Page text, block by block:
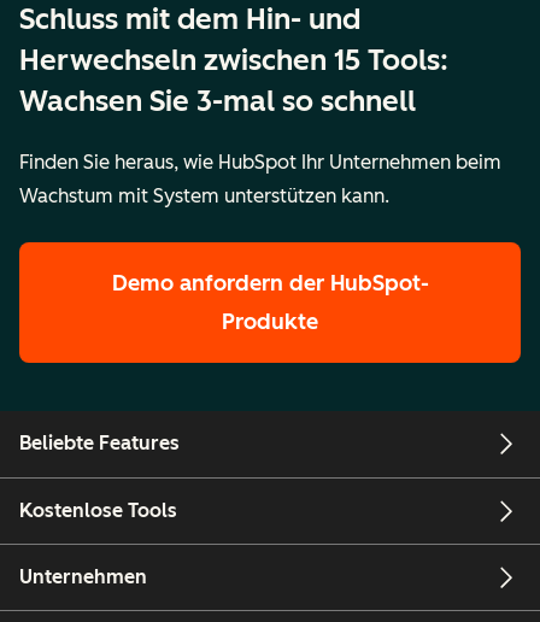
Schluss mit dem Hin- und
Herwechseln zwischen 15 Tools:
Wachsen Sie 3-mal so schnell
Finden Sie heraus, wie HubSpot Ihr Unternehmen beim
Wachstum mit System unterstützen kann.
Demo anfordern der HubSpot-
Produkte
Beliebte Features
Kostenlose Tools
Unternehmen